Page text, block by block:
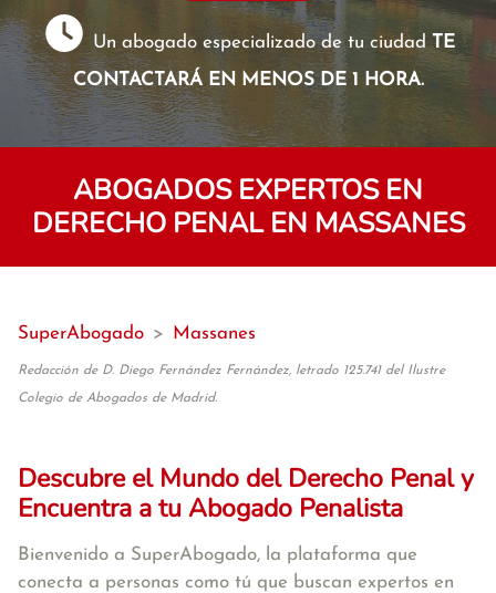
Un abogado especializado de tu ciudad TE
CONTACTARÁ EN MENOS DE 1 HORA.
ABOGADOS EXPERTOS EN
DERECHO PENAL EN MASSANES
SuperAbogado > Massanes
Redacción de D. Diego Fernández Fernández, letrado 125.741 del Ilustre
Colegio de Abogados de Madrid.
Descubre el Mundo del Derecho Penal y
Encuentra a tu Abogado Penalista
Bienvenido a SuperAbogado, la plataforma que
conecta a personas como tú que buscan expertos en